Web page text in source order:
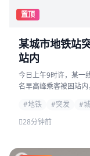
置顶
某城市地铁站
站内
今日上午9时许，某一
名早高峰乘客被困站
#地铁
#突发
#
28分钟前